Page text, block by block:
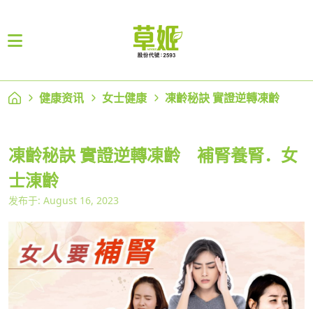
健康资讯 女士健康 凍齡秘訣 實證逆轉凍齡
凍齡秘訣 實證逆轉凍齡 補腎養腎．女
士涷齡
发布于: August 16, 2023